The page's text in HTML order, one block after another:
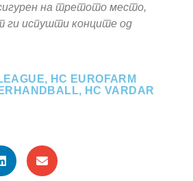
на третото место,
ги испушти конците од
, HC EUROFARM
, HC VARDAR